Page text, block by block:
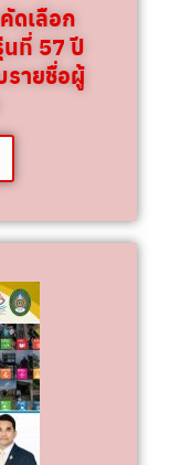
ดเลือก
ที่ 57 ปี
ายชื่อผู้